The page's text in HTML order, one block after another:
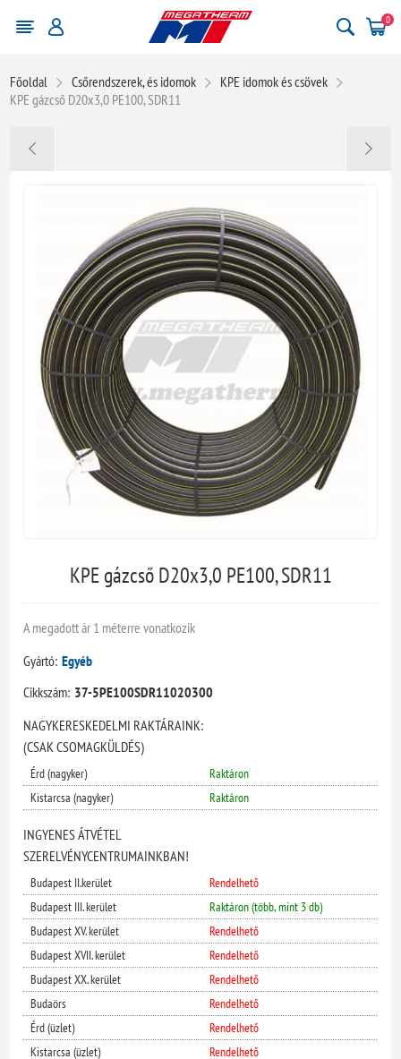
0
Főoldal Csőrendszerek, és idomok
KPE idomok és csövek
KPE gázcső D20x3,0 PE100, SDR11
KPE gázcső D20x3,0 PE100, SDR11
A megadott ár 1 méterre vonatkozik
Gyártó: Egyéb
Cikkszám: 37-5PE100SDR11020300
NAGYKERESKEDELMI RAKTÁRAINK:
(CSAK CSOMAGKÜLDÉS)
Érd (nagyker)
Raktáron
Kistarcsa (nagyker)
Raktáron
INGYENES ÁTVÉTEL
SZERELVÉNYCENTRUMAINKBAN!
Budapest II.kerület
Rendelhető
Budapest III. kerület
Raktáron (több, mint 3 db)
Budapest XV. kerület
Rendelhető
Budapest XVII. kerület
Rendelhető
Budapest XX. kerület
Rendelhető
Budaörs
Rendelhető
Érd (üzlet)
Rendelhető
Kistarcsa (üzlet)
Rendelhető